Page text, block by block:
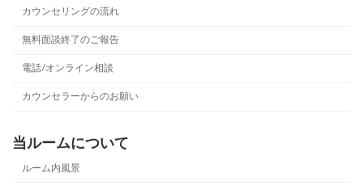
カウンセリングの流れ
無料面談終了のご報告
電話/オンライン相談
カウンセラーからのお願い
当ルームについて
ルーム内風景